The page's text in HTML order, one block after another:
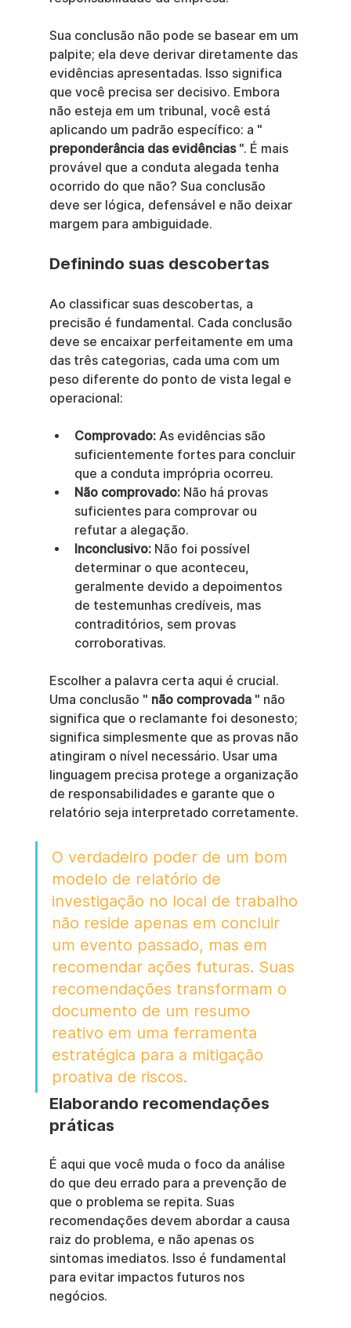
Sua conclusão não pode se basear em um
palpite; ela deve derivar diretamente das
evidências apresentadas. Isso significa
que você precisa ser decisivo. Embora
não esteja em um tribunal, você está
aplicando um padrão específico: a "
preponderância das evidências ". É mais
provável que a conduta alegada tenha
ocorrido do que não? Sua conclusão
deve ser lógica, defensável e não deixar
margem para ambiguidade.
Definindo suas descobertas
Ao classificar suas descobertas, a
precisão é fundamental. Cada conclusão
deve se encaixar perfeitamente em uma
das três categorias, cada uma com um
peso diferente do ponto de vista legal e
operacional:
Comprovado: As evidências são
suficientemente fortes para concluir
que a conduta imprópria ocorreu.
Não comprovado: Não há provas
suficientes para comprovar ou
refutar a alegação.
Inconclusivo: Não foi possível
determinar o que aconteceu,
geralmente devido a depoimentos
de testemunhas credíveis, mas
contraditórios, sem provas
corroborativas.
Escolher a palavra certa aqui é crucial.
Uma conclusão " não comprovada " não
significa que o reclamante foi desonesto;
significa simplesmente que as provas não
atingiram o nível necessário. Usar uma
linguagem precisa protege a organização
de responsabilidades e garante que o
relatório seja interpretado corretamente.
O verdadeiro poder de um bom
modelo de relatório de
investigação no local de trabalho
não reside apenas em concluir
um evento passado, mas em
recomendar ações futuras. Suas
recomendações transformam o
documento de um resumo
reativo em uma ferramenta
estratégica para a mitigação
proativa de riscos.
Elaborando recomendações
práticas
É aqui que você muda o foco da análise
do que deu errado para a prevenção de
que o problema se repita. Suas
recomendações devem abordar a causa
raiz do problema, e não apenas os
sintomas imediatos. Isso é fundamental
para evitar impactos futuros nos
negócios.